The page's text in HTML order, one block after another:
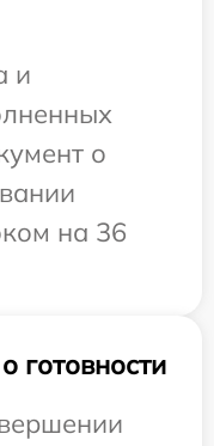
и
о
на 36
готовности